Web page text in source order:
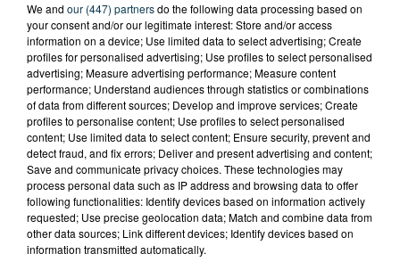
Rendez-vous sur la terrasse du Château de la Roche
pour partager un apéro et un concert au milieu du
fleuve.
Embarquement chaque vendredi de juillet et août à
19H30.
Ce vendredi 24 juillet, The Summer rebellion,
audacieux duo virevoltant sur les platebandes du
blues, pop sous influence rock.
Ouverture des portes à 19H.
We and our (447) partnersdo the following data processing based on
your consent and/or our legitimate interest: Store and/or access
information on a device; Use limited data to select advertising; Create
profiles for personalised advertising; Use profiles to select personalised
advertising; Measure advertising performance; Measure content
performance; Understand audiences through statistics or combinations
of data from different sources; Develop and improve services; Create
profiles to personalise content; Use profiles to select personalised
content; Use limited data to select content; Ensure security, prevent and
detect fraud, and fix errors; Deliver and present advertising and content;
Save and communicate privacy choices. These technologies may
process personal data such as IP address and browsing data to offer
following functionalities: Identify devices based on information actively
requested; Use precise geolocation data; Match and combine data from
other data sources; Link different devices; Identify devices based on
information transmitted automatically.